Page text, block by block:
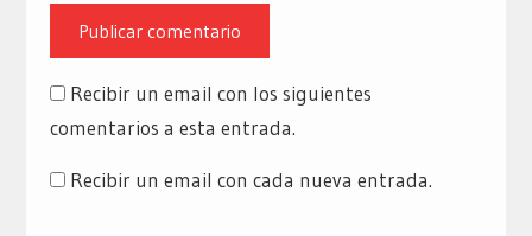
Recibir un email con los siguientes
comentarios a esta entrada.
Recibir un email con cada nueva entrada.